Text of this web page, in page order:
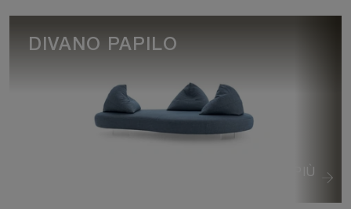
VEDI DI PIÙ
DIVANO PAPILO